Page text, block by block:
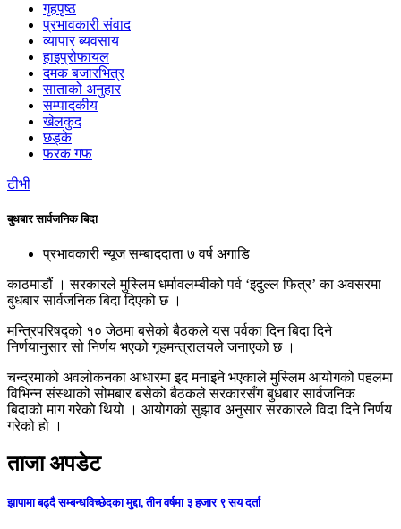
गृहपृष्ठ
प्रभावकारी संवाद
व्यापार ब्यवसाय
हाइप्रोफायल
दमक बजारभित्र
साताको अनुहार
सम्पादकीय
खेलकुद
छड्के
फरक गफ
टीभी
बुधबार सार्वजनिक बिदा
प्रभावकारी न्यूज सम्बाददाता ७ वर्ष अगाडि
काठमाडौं । सरकारले मुस्लिम धर्मावलम्बीको पर्व ‘इदुल्ल फित्र’ का अवसरमा
बुधबार सार्वजनिक बिदा दिएको छ ।
मन्त्रिपरिषद्को १० जेठमा बसेको बैठकले यस पर्वका दिन बिदा दिने
निर्णयानुसार सो निर्णय भएको गृहमन्त्रालयले जनाएको छ ।
चन्द्रमाको अवलोकनका आधारमा इद मनाइने भएकाले मुस्लिम आयोगको पहलमा
विभिन्न संस्थाको सोमबार बसेको बैठकले सरकारसँग बुधबार सार्वजनिक
बिदाको माग गरेको थियो । आयोगको सुझाव अनुसार सरकारले विदा दिने निर्णय
गरेको हो ।
ताजा अपडेट
झापामा बढ्दै सम्बन्धविच्छेदका मुद्दा, तीन वर्षमा ३ हजार ९ सय दर्ता